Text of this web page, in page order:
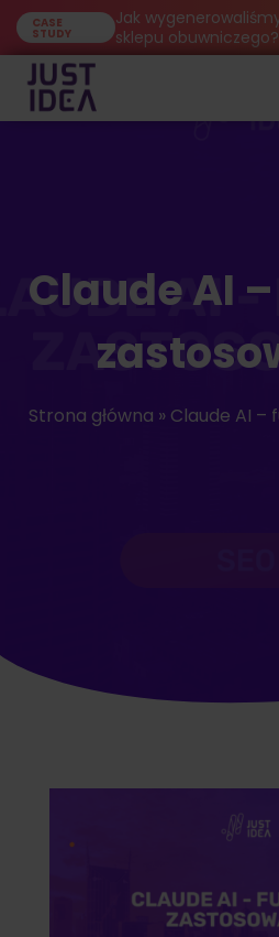
CASE
STUDY
Jak
sklepu
Claude AI
Strona główna » Claude AI –